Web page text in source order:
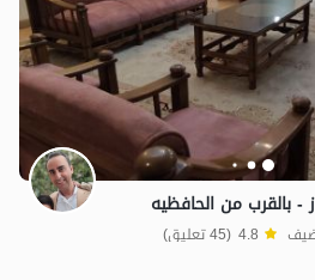
مليون ت 4.7
بالقرب من الحافظیه
4.8 (45 تعليق)